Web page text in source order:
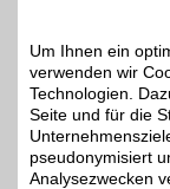
26,3
Bosch
Um Ihnen ein
verwenden wir
Technologien.
Seite und für die
pseudonymisiert
Analysezwecken